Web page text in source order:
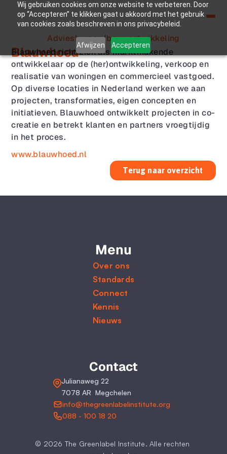
Wij gebruiken cookies om onze website te verbeteren. Door
op “Accepteren” te klikken gaat u akkoord met het gebruik
van cookies zoals beschreven in ons privacybeleid.
Afwijzen Accepteren
Adviesbureau/bouwontwikkeling
Blauwhoed
Blauwhoed richt zich als marktmakende
ontwikkelaar op de (her)ontwikkeling, verkoop en
realisatie van woningen en commercieel vastgoed.
Op diverse locaties in Nederland werken we aan
projecten, transformaties, eigen concepten en
initiatieven. Blauwhoed ontwikkelt projecten in co-
creatie en betrekt klanten en partners vroegtijdig
in het proces.
www.blauwhoed.nl
Terug naar overzicht
Menu
Over ons
Standards
Connect
Kennis
Nieuws
Contact
Julianaweg 22
7078 AR  Megchelen
info@thegreenlabelinstitute.org
088 - 100 18 20
© 2026 The Greenlabel Institute. Alle rechten